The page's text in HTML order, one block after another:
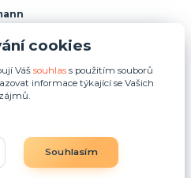
17:00 hod.)cookies
Váš souhlass použitím souborů
informace týkající se Vašich
zájmů.
Souhlasím